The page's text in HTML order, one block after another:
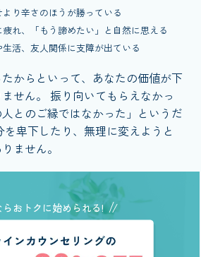
り辛さのほうが勝っている
れ、「もう諦めたい」と自然に思える
活、友人関係に支障が出ている
からといって、あなたの価値が下
せん。 振り向いてもらえなかっ
とのご縁ではなかった」というだ
を卑下したり、無理に変えようと
ません。
らおトクに始められる!